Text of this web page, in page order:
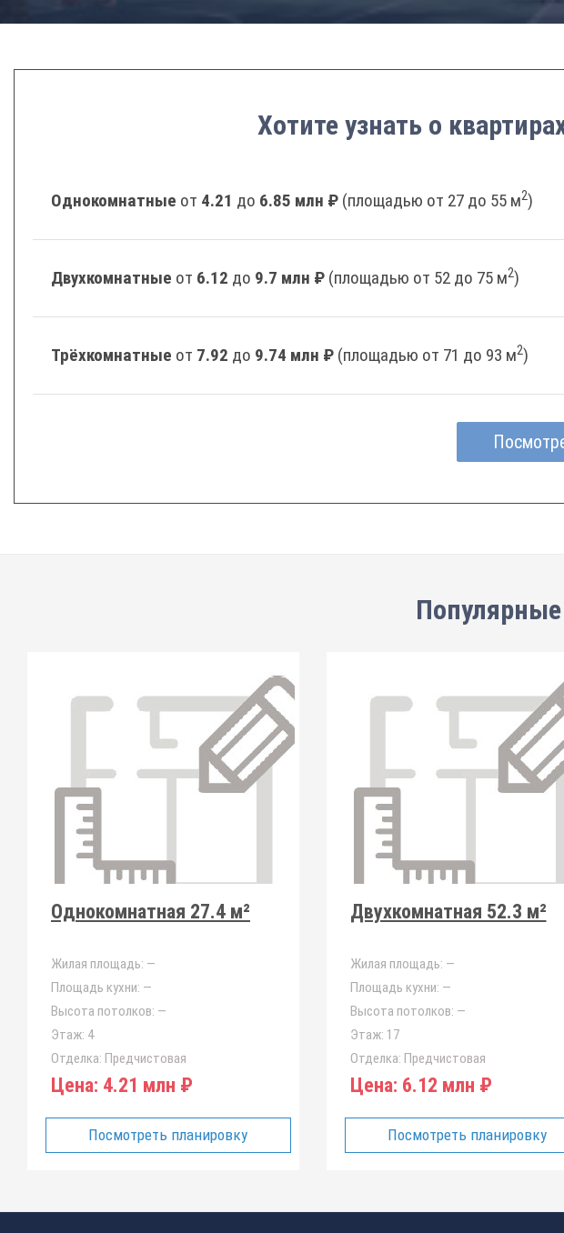
Хотите узнать о
Однокомнатные от 4.21 до 6.85 млн ₽ (площадью от 27 до 55 м2)
Двухкомнатные от 6.12 до 9.7 млн ₽ (площадью от 52 до 75 м2)
Трёхкомнатные от 7.92 до 9.74 млн ₽ (площадью от 71 до 93 м2)
Однокомнатная 27.4 м²
Жилая площадь: —
Площадь кухни: —
Высота потолков: —
Этаж: 4
Отделка: Предчистовая
Цена: 4.21 млн ₽
Посмотреть планировку
Двухкомнатная 52.3 м²
Жилая площадь: —
Площадь кухни: —
Высота потолков: —
Этаж: 17
Отделка: Предчистовая
Цена: 6.12 млн ₽
Посмотреть планировку